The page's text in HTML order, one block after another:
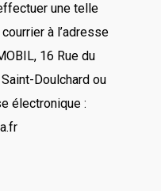
une telle
à l’adresse
16 Rue du
Doulchard ou
électronique :